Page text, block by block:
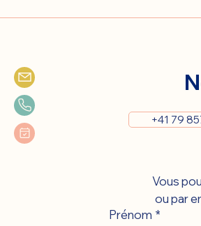
+41 79
Vous
ou par
Prénom *